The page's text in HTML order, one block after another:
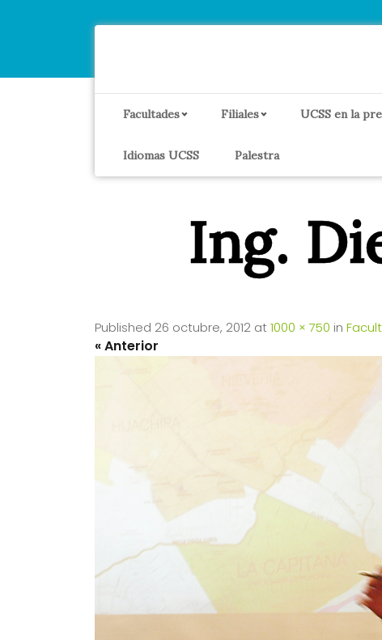
Facultades Filiales UCSS en la
Idiomas UCSS Palestra
Ing.
Published 26 octubre, 2012 at1000 × 750 in